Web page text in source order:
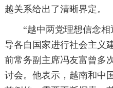
越关系给出了清晰界定。
“越中两党理想信念相
导各自国家进行社会主义
前常务副主席冯友富曾多
讨会。他表示，越南和中